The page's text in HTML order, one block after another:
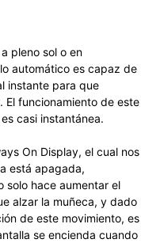
pleno sol o en
automático es capaz de
instante para que
funcionamiento de este
casi instantánea.
On Display, el cual nos
está apagada,
solo hace aumentar el
alzar la muñeca, y dado
de este movimiento, es
se encienda cuando